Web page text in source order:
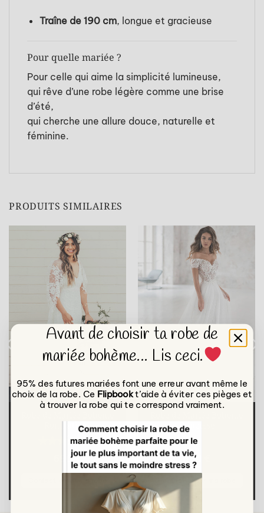
Traîne de 190 cm, longue et gracieuse
Pour quelle mariée ?
Pour celle qui aime la simplicité lumineuse,
qui rêve d’une robe légère comme une brise
d’été,
qui cherche une allure douce, naturelle et
féminine.
PRODUITS SIMILAIRES
Romantique
sur
(1)
690€
Princesse
690
Confectionner ma robe
Avant de choisir ta robe de
mariée bohème... Lis ceci.
95% des futures mariées font une erreur avant même le
choix de la robe. Ce Flipbookt’aide à éviter ces pièges et
à trouver la robe qui te correspond vraiment.